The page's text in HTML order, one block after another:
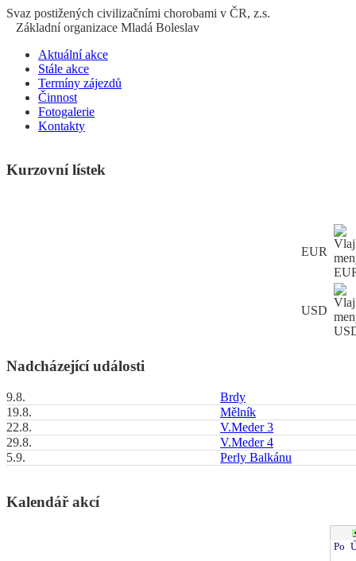
Svaz postižených civilizačními chorobami v ČR, z.s.
Základní organizace Mladá Boleslav
Aktuální akce
Stále akce
Termíny zájezdů
Činnost
Fotogalerie
Kontakty
Kurzovní lístek
EUR
USD
Nadcházející události
9.8.
Brdy
19.8.
Mělník
22.8.
V.Meder 3
29.8.
V.Meder 4
5.9.
Perly Balkánu
Kalendář akcí
Po